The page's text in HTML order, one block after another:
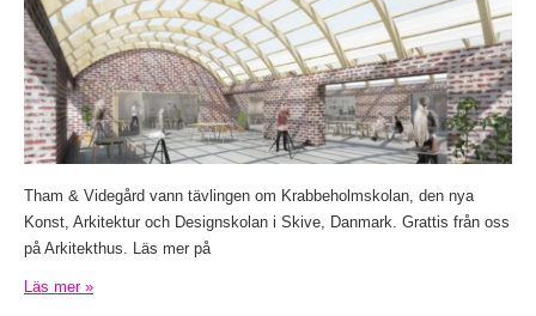
Tham & Videgård vann tävlingen om Krabbeholmskolan, den nya
Konst, Arkitektur och Designskolan i Skive, Danmark. Grattis från oss
på Arkitekthus. Läs mer på
Läs mer »